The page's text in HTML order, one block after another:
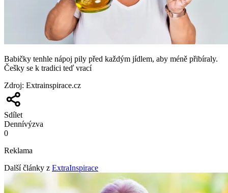
Babičky tenhle nápoj pily před každým jídlem, aby méně přibíraly.
Češky se k tradici teď vrací
Zdroj: Extrainspirace.cz
Sdílet
Dennívýzva
0
Reklama
Další články z ExtraInspirace